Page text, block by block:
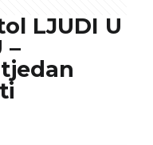
LJUDI U
–